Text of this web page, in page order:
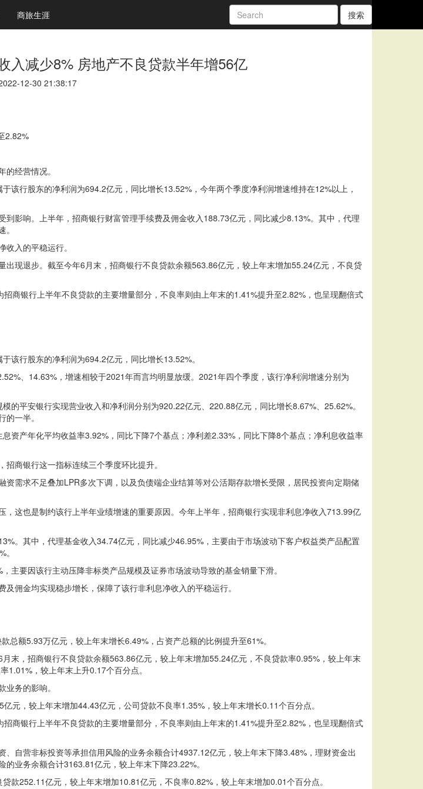
商旅生涯 搜索
入减少8% 房地产不良贷款半年增56亿
12-30 21:38:17
2.82%
经营情况。
行股东的净利润为694.2亿元，同比增长13.52%，今年两个季度净利润增速维持在12%以上，
影响。上半年，招商银行财富管理手续费及佣金收入188.73亿元，同比减少8.13%。其中，代理
入的平稳运行。
现退步。截至今年6月末，招商银行不良贷款余额563.86亿元，较上年末增加55.24亿元，不良贷
商银行上半年不良贷款的主要增量部分，不良率则由上年末的1.41%提升至2.82%，也呈现翻倍式
该行股东的净利润为694.2亿元，同比增长13.52%。
、14.63%，增速相较于2021年而言均明显放缓。2021年四个季度，该行净利润增速分别为
平安银行实现营业收入和净利润分别为920.22亿元、220.88亿元，同比增长8.67%、25.62%。
一半。
资产年化平均收益率3.92%，同比下降7个基点；净利差2.33%，同比下降8个基点；净利息收益率
商银行这一指标连续三个季度环比提升。
需求不足叠加LPR多次下调，以及负债端企业结算等对公活期存款增长受限，居民投资向定期储
这也是制约该行上半年业绩增速的重要原因。今年上半年，招商银行实现非利息净收入713.99亿
。其中，代理基金收入34.74亿元，同比减少46.95%，主要由于市场波动下客户权益类产品配置
要因该行主动压降非标类产品规模及证券市场波动导致的基金销量下滑。
佣金均实现稳步增长，保障了该行非利息净收入的平稳运行。
额5.93万亿元，较上年末增长6.49%，占资产总额的比例提升至61%。
末，招商银行不良贷款余额563.86亿元，较上年末增加55.24亿元，不良贷款率0.95%，较上年末
，较上年末上升0.17个百分点。
务的影响。
元，较上年末增加44.43亿元，公司贷款不良率1.35%，较上年末增长0.11个百分点。
商银行上半年不良贷款的主要增量部分，不良率则由上年末的1.41%提升至2.82%，也呈现翻倍式
自营非标投资等承担信用风险的业务余额合计4937.12亿元，较上年末下降3.48%，理财资金出
业务余额合计3163.81亿元，较上年末下降23.22%。
252.11亿元，较上年末增加10.81亿元，不良率0.82%，较上年末增加0.01个百分点。